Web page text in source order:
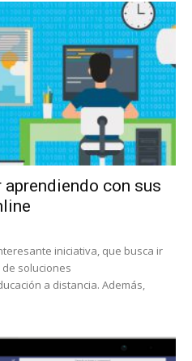
aprendiendo con sus
iniciativa, que busca ir
soluciones
a distancia. Además,